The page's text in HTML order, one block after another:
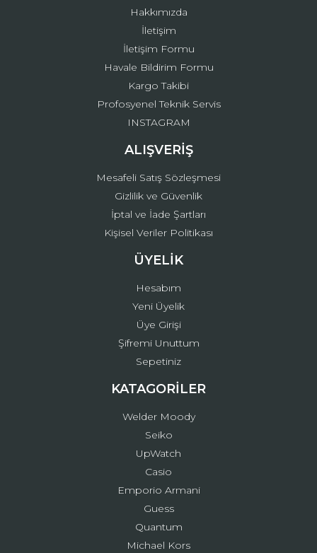
Gönder
Hakkımızda
İletişim
İletişim Formu
Havale Bildirim Formu
Kargo Takibi
Profosyenel Teknik Servis
INSTAGRAM
ALIŞVERİŞ
Mesafeli Satış Sözleşmesi
Gizlilik ve Güvenlik
İptal ve İade Şartları
Kişisel Veriler Politikası
ÜYELİK
Hesabım
Yeni Üyelik
Üye Girişi
Şifremi Unuttum
Sepetiniz
KATAGORİLER
Welder Moody
Seiko
UpWatch
Casio
Emporio Armani
Guess
Quantum
Michael Kors